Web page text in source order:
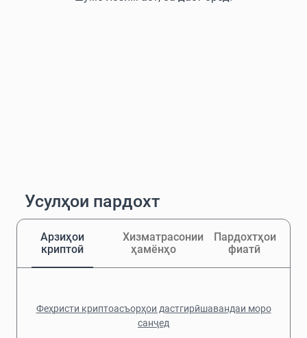
Усулҳои пардохт
Арзиҳои
криптоӣ
Хизматрасонии
ҳамёнҳо
Пардохтҳои
фиатӣ
Феҳристи криптоасъорҳои дастгирӣшавандаи моро
санҷед